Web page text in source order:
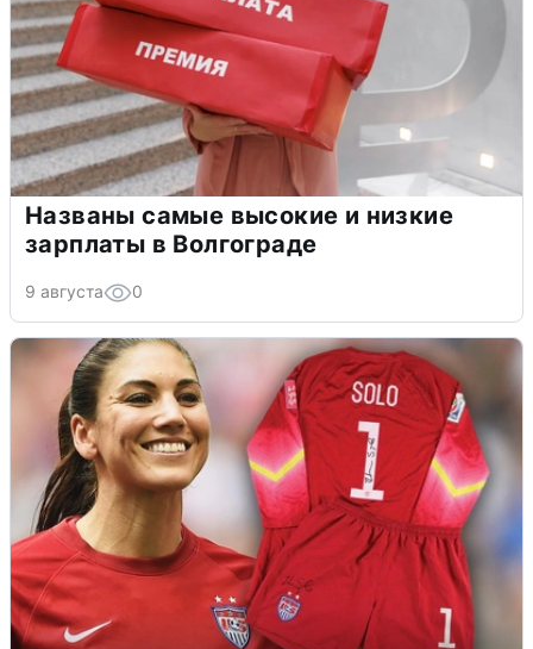
Названы самые высокие и низкие
зарплаты в Волгограде
9 августа 0